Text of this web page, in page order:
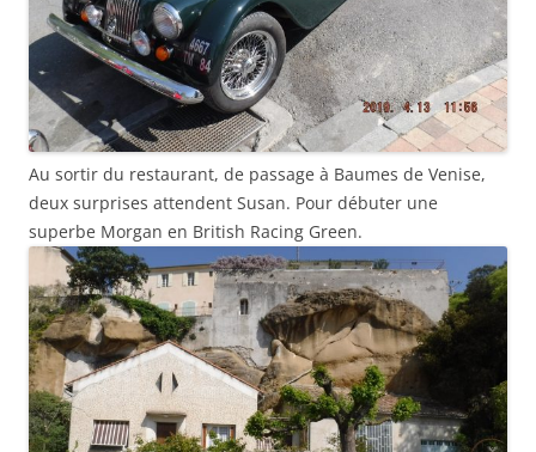
Au sortir du restaurant, de passage à Baumes de Venise,
deux surprises attendent Susan. Pour débuter une
superbe Morgan en British Racing Green.